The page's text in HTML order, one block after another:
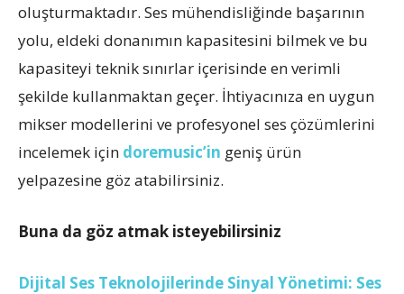
oluşturmaktadır. Ses mühendisliğinde başarının
yolu, eldeki donanımın kapasitesini bilmek ve bu
kapasiteyi teknik sınırlar içerisinde en verimli
şekilde kullanmaktan geçer. İhtiyacınıza en uygun
mikser modellerini ve profesyonel ses çözümlerini
incelemek için doremusic’in geniş ürün
yelpazesine göz atabilirsiniz.
Buna da göz atmak isteyebilirsiniz
Dijital Ses Teknolojilerinde Sinyal Yönetimi: Ses